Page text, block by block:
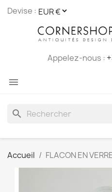
Devise :
Appelez-nous :

search
Accueil FLACON EN